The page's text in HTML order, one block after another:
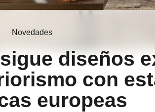
Novedades
diseños
con
europeas